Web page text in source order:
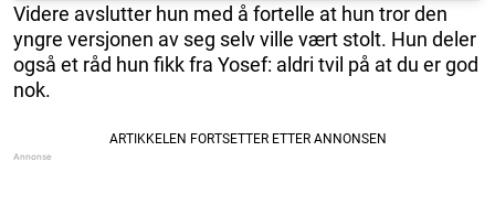
Videre avslutter hun med å fortelle at hun tror den
yngre versjonen av seg selv ville vært stolt. Hun deler
også et råd hun fikk fra Yosef: aldri tvil på at du er god
nok.